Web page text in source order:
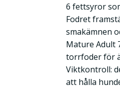
6 fettsyror
Fodret
smakämnen
Mature Adult
torrfoder för
Viktkontroll:
att hålla